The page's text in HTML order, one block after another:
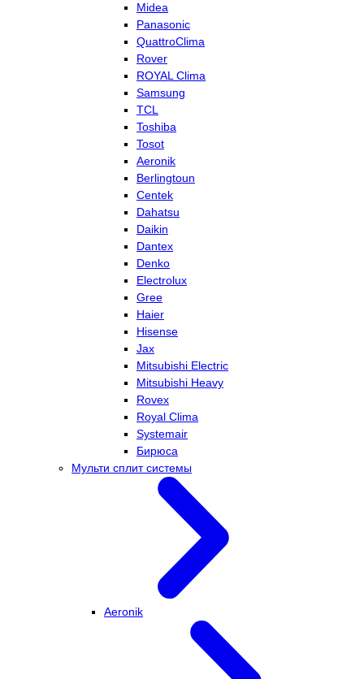
Midea
Panasonic
QuattroClima
Rover
ROYAL Clima
Samsung
TCL
Toshiba
Tosot
Aeronik
Berlingtoun
Centek
Dahatsu
Daikin
Dantex
Denko
Electrolux
Gree
Haier
Hisense
Jax
Mitsubishi Electric
Mitsubishi Heavy
Rovex
Royal Clima
Systemair
Бирюса
Мульти сплит системы
Aeronik